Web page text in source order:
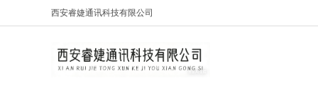
西安睿婕通讯科技有限公司